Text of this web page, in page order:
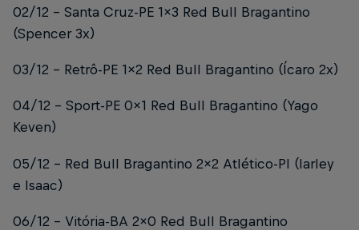
02/12 – Santa Cruz-PE 1x3 Red Bull Bragantino
(Spencer 3x)
03/12 – Retrô-PE 1x2 Red Bull Bragantino (Ícaro 2x)
04/12 – Sport-PE 0x1 Red Bull Bragantino (Yago
Keven)
05/12 – Red Bull Bragantino 2x2 Atlético-PI (Iarley
e Isaac)
06/12 – Vitória-BA 2x0 Red Bull Bragantino